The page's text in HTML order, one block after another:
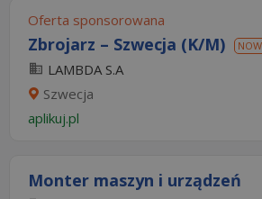
Oferta sponsorowana
Zbrojarz – Szwecja (K/M)
LAMBDA S.A
Szwecja
aplikuj.pl
Monter maszyn i urządzeń